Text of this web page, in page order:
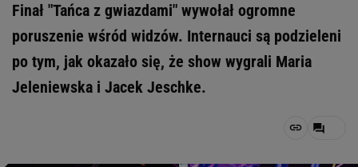
Finał "Tańca z gwiazdami" wywołał ogromne
poruszenie wśród widzów. Internauci są podzieleni
po tym, jak okazało się, że show wygrali Maria
Jeleniewska i Jacek Jeschke.